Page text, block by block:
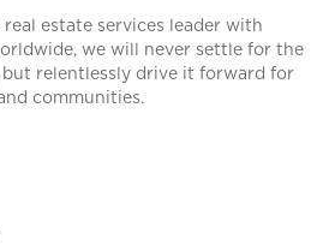
estate services leader with
we will never settle for the
but relentlessly drive it forward for
communities.